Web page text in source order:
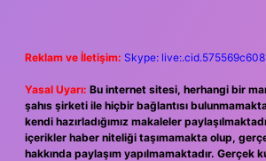
Reklam ve İletişim: Skype:
Yasal Uyarı: Bu internet sitesi, herhangi bir
şahıs şirketi ile hiçbir bağlantısı
kendi hazırladığımız makaleler
içerikler haber niteliği taşımamakta olup,
hakkında paylaşım yapılmamaktadır. Gerçek